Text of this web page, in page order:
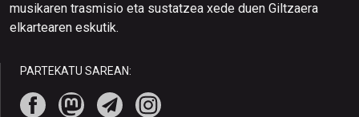
musikaren trasmisio eta sustatzea xede duen Giltzaera
elkartearen eskutik.
PARTEKATU SAREAN: